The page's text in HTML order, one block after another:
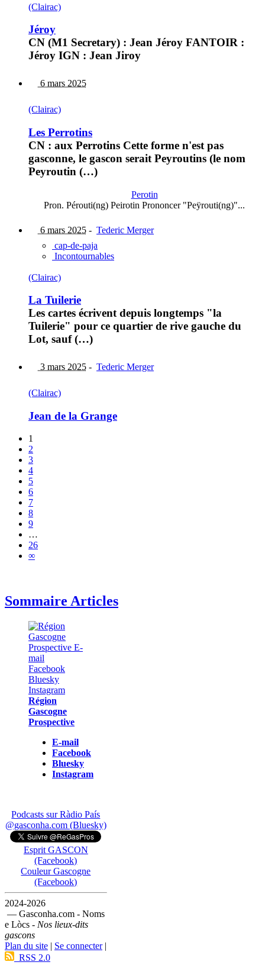
(Clairac)
Jéroy
CN (M1 Secretary) : Jean Jéroy FANTOIR :
Jéroy IGN : Jean Jiroy
6 mars 2025
(Clairac)
Les Perrotins
CN : aux Perrotins Cette forme n'est pas
gasconne, le gascon serait Peyroutins (le nom
Peyroutin (…)
Perotin
Pron. Pérouti(ng) Peirotin Prononcer "Peÿrouti(ng)"...
6 mars 2025 - Tederic Merger
cap-de-paja
Incontournables
(Clairac)
La Tuilerie
Les cartes écrivent depuis longtemps "la
Tuilerie" pour ce quartier de rive gauche du
Lot, sauf (…)
3 mars 2025 - Tederic Merger
(Clairac)
Jean de la Grange
1
2
3
4
5
6
7
8
9
…
26
∞
Sommaire Articles
Région
Gascogne
Prospective
E-mail
Facebook
Bluesky
Instagram
Podcasts sur Ràdio País
@gasconha.com (Bluesky)
Esprit GASCON
(Facebook)
Couleur Gascogne
(Facebook)
2024-2026
— Gasconha.com - Noms
e Lòcs - Nos lieux-dits
gascons
Plan du site | Se connecter|
RSS 2.0